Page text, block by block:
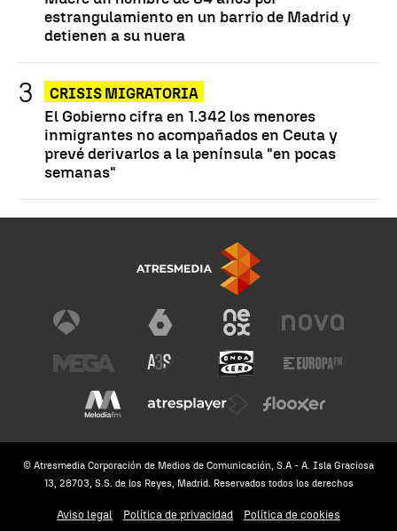
estrangulamiento en un barrio de Madrid y
detienen a su nuera
CRISIS MIGRATORIA
El Gobierno cifra en 1.342 los menores
inmigrantes no acompañados en Ceuta y
prevé derivarlos a la península "en pocas
semanas"
© Atresmedia Corporación de Medios de Comunicación, S.A - A. Isla Graciosa
13, 28703, S.S. de los Reyes, Madrid. Reservados todos los derechos
Aviso legal Política de privacidad Política de cookies